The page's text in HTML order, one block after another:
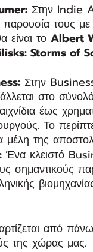
Στην Indie
παρουσία τους
είναι το Albert
Storms of
Στην
στο
έως
Το
μέλη της
Ένα κλειστό
σημαντικούς
από
της χώρας μας.